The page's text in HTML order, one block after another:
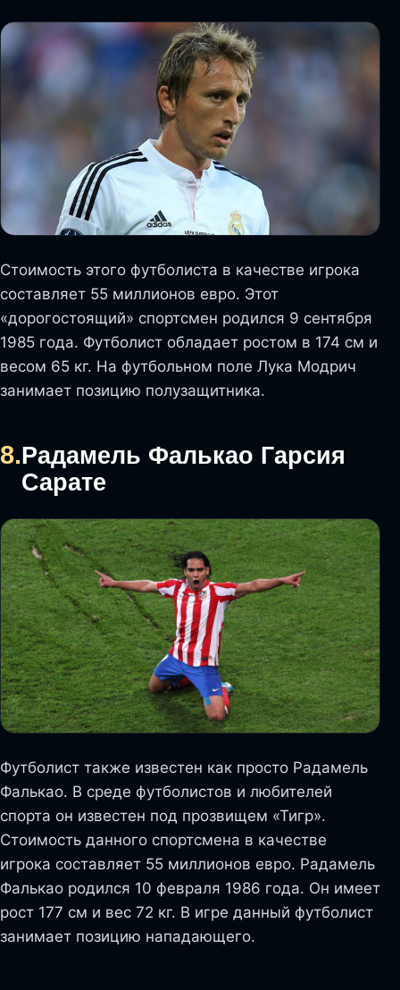
Стоимость этого футболиста в качестве игрока
составляет 55 миллионов евро. Этот
«дорогостоящий» спортсмен родился 9 сентября
1985 года. Футболист обладает ростом в 174 см и
весом 65 кг. На футбольном поле Лука Модрич
занимает позицию полузащитника.
8.Радамель Фалькао Гарсия
Сарате
Футболист также известен как просто Радамель
Фалькао. В среде футболистов и любителей
спорта он известен под прозвищем «Тигр».
Стоимость данного спортсмена в качестве
игрока составляет 55 миллионов евро. Радамель
Фалькао родился 10 февраля 1986 года. Он имеет
рост 177 см и вес 72 кг. В игре данный футболист
занимает позицию нападающего.